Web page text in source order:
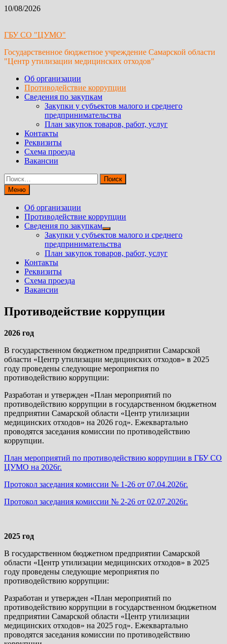
Перейти
10/08/2026
ГБУ СО "ЦУМО"
Государственное бюджетное учреждение Самарской области
"Центр утилизации медицинских отходов"
Об организации
Противодействие коррупции
Сведения по закупкам
Закупки у субъектов малого и среднего
предпринимательства
План закупок товаров, работ, услуг
Контакты
Реквизиты
Схема проезда
Вакансии
Найти:
Меню
Об организации
Противодействие коррупции
Сведения по закупкам
Показать
подменю
Закупки у субъектов малого и среднего
предпринимательства
План закупок товаров, работ, услуг
Контакты
Реквизиты
Схема проезда
Вакансии
Противодействие коррупции
2026 год
В государственном бюджетном предприятии Самарской
области «Центр утилизации медицинских отходов» в 2025
году проведены следующие мероприятия по
противодействию коррупции:
Разработан и утвержден «План мероприятий по
противодействию коррупции в государственном бюджетном
предприятии Самарской области «Центр утилизации
медицинских отходов» на 2026 год». Ежеквартально
проводятся заседания комиссии по противодействию
коррупции.
План мероприятий по противодействию коррупции в ГБУ СО
ЦУМО на 2026г.
Протокол заседания комиссии № 1-26 от 07.04.2026г.
Протокол заседания комиссии № 2-26 от 02.07.2026г.
2025 год
В государственном бюджетном предприятии Самарской
области «Центр утилизации медицинских отходов» в 2025
году проведены следующие мероприятия по
противодействию коррупции:
Разработан и утвержден «План мероприятий по
противодействию коррупции в государственном бюджетном
предприятии Самарской области «Центр утилизации
медицинских отходов» на 2025 год». Ежеквартально
проводятся заседания комиссии по противодействию